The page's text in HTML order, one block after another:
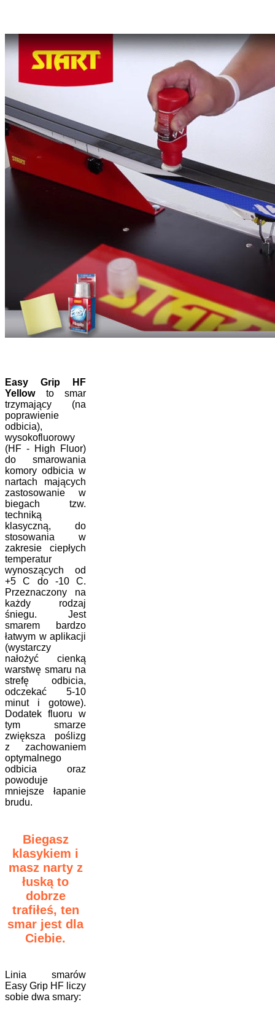
Easy Grip HF
Yellowto smar
trzymający (na
poprawienie
odbicia),
wysokofluorowy
(HF - High Fluor)
do smarowania
komory odbicia w
nartach mających
zastosowanie w
biegach tzw.
techniką
klasyczną, do
stosowania w
zakresie ciepłych
temperatur
wynoszących od
+5 C do -10 C.
Przeznaczony na
każdy rodzaj
śniegu. Jest
smarem bardzo
łatwym w aplikacji
(wystarczy
nałożyć cienką
warstwę smaru na
strefę odbicia,
odczekać 5-10
minut i gotowe).
Dodatek fluoru w
tym smarze
zwiększa poślizg
z zachowaniem
optymalnego
odbicia oraz
powoduje
mniejsze łapanie
brudu.
Biegasz
klasykiem i
masz narty z
łuską to
dobrze
trafiłeś, ten
smar jest dla
Ciebie.
Linia smarów
Easy Grip HF liczy
sobie dwa smary: